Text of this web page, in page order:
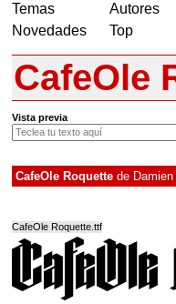
Temas
Novedades
Autores
Top
CafeOle
Vista previa
CafeOle Roquette de
CafeOle Roquette.ttf